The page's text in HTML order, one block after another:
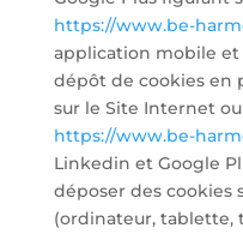
https://www.be-
application mobile et
dépôt de cookies en
sur le Site Internet
https://www.be-
Linkedin et Google
déposer des cookies
(ordinateur, tablette,